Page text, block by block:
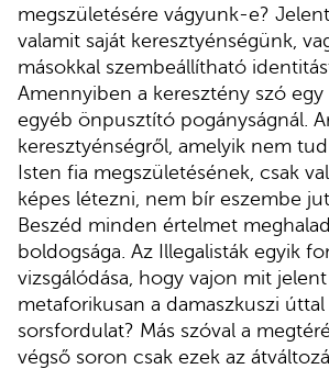
megszületésére vágyunk-e?
valamit saját keresztyénségünk,
másokkal szembeállítható
Amennyiben a keresztény szó egy
egyéb önpusztító pogányságnál.
keresztyénségről, amelyik nem
Isten fia megszületésének, csak
képes létezni, nem bír eszembe
Beszéd minden értelmet
boldogsága. Az Illegalisták egyik
vizsgálódása, hogy vajon mit jelent
metaforikusan a damaszkuszi
sorsfordulat? Más szóval a
végső soron csak ezek az